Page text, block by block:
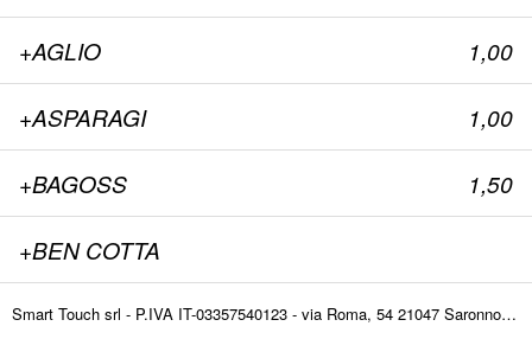
+AGLIO 1,00
+ASPARAGI 1,00
+BAGOSS 1,50
+BEN COTTA
+BRESAOLA 1,00Smart Touch srl - P.IVA IT-03357540123 - via Roma, 54 21047 Saronno (VA) ITALY